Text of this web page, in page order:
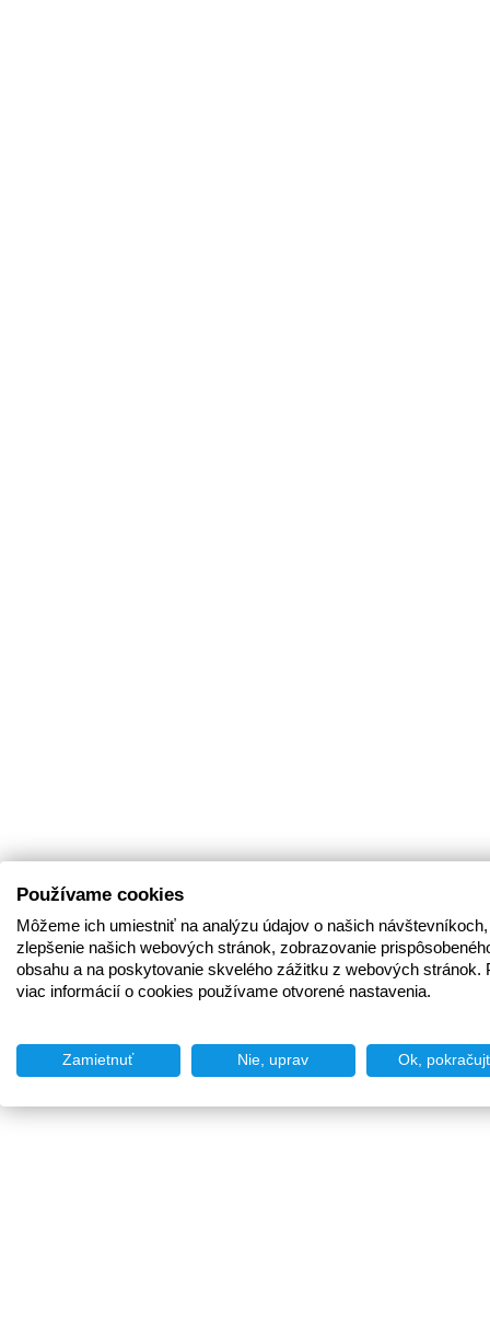
Používame cookies
Môžeme ich umiestniť na analýzu údajov o našich
zlepšenie našich webových stránok, zobrazovanie
obsahu a na poskytovanie skvelého zážitku z webových stránok.
viac informácií o cookies používame otvorené nastavenia.
Zamietnuť Nie, uprav Ok,